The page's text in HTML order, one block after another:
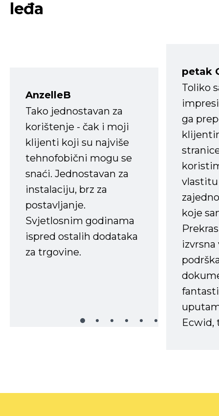
leđa
AnzelleB
Tako jednostavan za
korištenje - čak i moji
klijenti koji su najviše
tehnofobični mogu se
snaći. Jednostavan za
instalaciju, brz za
postavljanje.
Svjetlosnim godinama
ispred ostalih dodataka
za trgovine.
petak
Toliko
ga
koje
Ecwid,